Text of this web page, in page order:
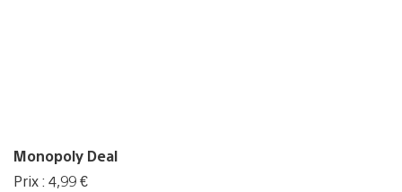
Monopoly Deal
Prix : 4,99 €